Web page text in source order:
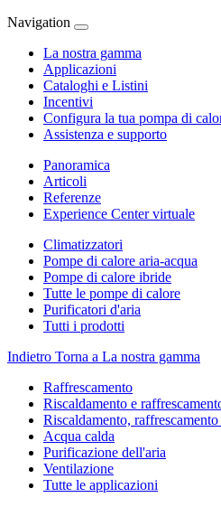
Navigation
La nostra gamma
Applicazioni
Cataloghi e Listini
Incentivi
Configura la tua pompa di
Assistenza e supporto
Panoramica
Articoli
Referenze
Experience Center virtuale
Climatizzatori
Pompe di calore aria-acqua
Pompe di calore ibride
Tutte le pompe di calore
Purificatori d'aria
Tutti i prodotti
Indietro Torna a La nostra gamma
Raffrescamento
Riscaldamento e
Riscaldamento, raffrescamento
Acqua calda
Purificazione dell'aria
Ventilazione
Tutte le applicazioni